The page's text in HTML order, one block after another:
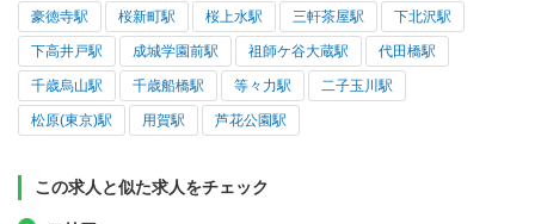
豪徳寺駅 桜新町駅 桜上水駅 三軒茶屋駅 下北沢駅
下高井戸駅 成城学園前駅 祖師ケ谷大蔵駅 代田橋駅
千歳烏山駅 千歳船橋駅 等々力駅 二子玉川駅
松原(東京)駅 用賀駅 芦花公園駅
この求人と似た求人をチェック